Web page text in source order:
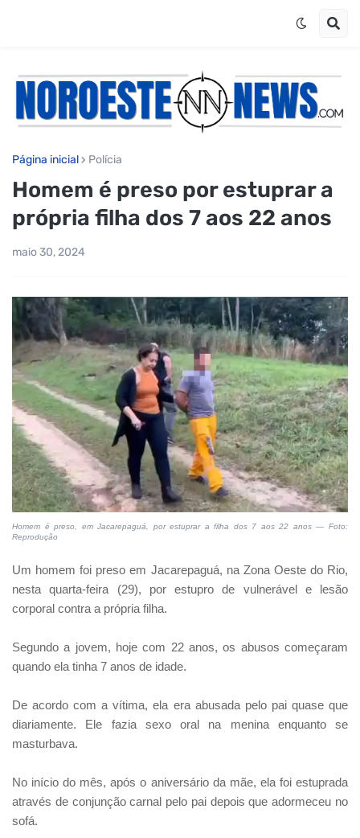
Página inicial Polícia
Homem é preso por estuprar a
própria filha dos 7 aos 22 anos
maio 30, 2024
Homem é preso, em Jacarepaguá, por estuprar a filha dos 7 aos 22 anos — Foto:
Reprodução
Um homem foi preso em Jacarepaguá, na Zona Oeste do Rio,
nesta quarta-feira (29), por estupro de vulnerável e lesão
corporal contra a própria filha.
Segundo a jovem, hoje com 22 anos, os abusos começaram
quando ela tinha 7 anos de idade.
De acordo com a vítima, ela era abusada pelo pai quase que
diariamente. Ele fazia sexo oral na menina enquanto se
masturbava.
No início do mês, após o aniversário da mãe, ela foi estuprada
através de conjunção carnal pelo pai depois que adormeceu no
sofá.